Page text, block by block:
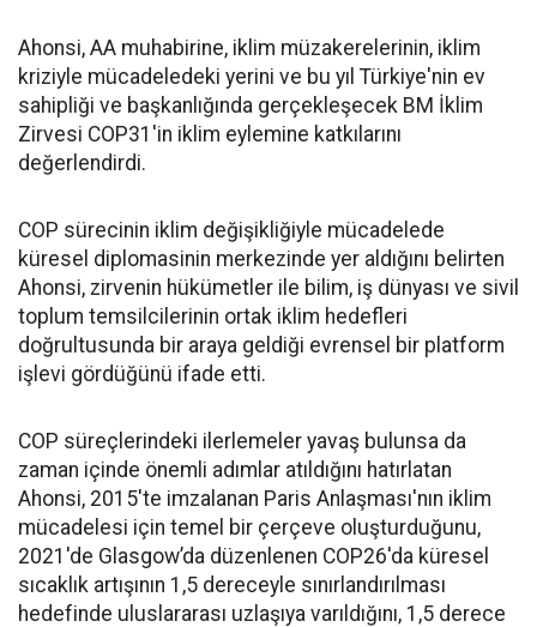
Ahonsi, AA muhabirine, iklim müzakerelerinin, iklim
kriziyle mücadeledeki yerini ve bu yıl Türkiye'nin ev
sahipliği ve başkanlığında gerçekleşecek BM İklim
Zirvesi COP31'in iklim eylemine katkılarını
değerlendirdi.
COP sürecinin iklim değişikliğiyle mücadelede
küresel diplomasinin merkezinde yer aldığını belirten
Ahonsi, zirvenin hükümetler ile bilim, iş dünyası ve sivil
toplum temsilcilerinin ortak iklim hedefleri
doğrultusunda bir araya geldiği evrensel bir platform
işlevi gördüğünü ifade etti.
COP süreçlerindeki ilerlemeler yavaş bulunsa da
zaman içinde önemli adımlar atıldığını hatırlatan
Ahonsi, 2015'te imzalanan Paris Anlaşması'nın iklim
mücadelesi için temel bir çerçeve oluşturduğunu,
2021'de Glasgow’da düzenlenen COP26'da küresel
sıcaklık artışının 1,5 dereceyle sınırlandırılması
hedefinde uluslararası uzlaşıya varıldığını, 1,5 derece